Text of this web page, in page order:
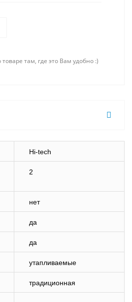
там, где это Вам удобно :)
Hi-tech
2
нет
да
да
утапливаемые
традиционная